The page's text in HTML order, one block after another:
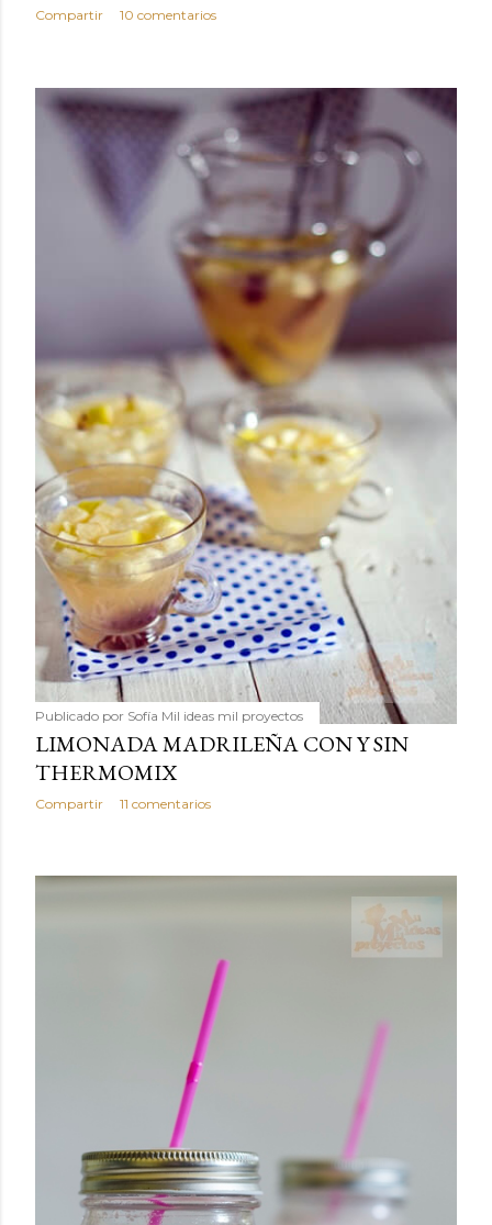
Compartir 10 comentarios
Publicado por Sofía Mil ideas mil proyectos
LIMONADA MADRILEÑA CON Y SIN
THERMOMIX
Compartir 11 comentarios